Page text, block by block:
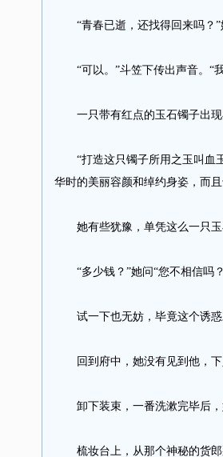
“青春已逝，还找得回来吗？”
“可以。”斗笠下传出声音。“
一只带有红点的玉石镯子出现
“打造这只镯子所用之玉叫血玉
华时的美丽容颜和绰约身姿，而
她有些犹豫，单凭这么一只玉
“多少钱？”她问“您不相信吗？
试一下也无妨，毕竟这个诱惑
回到府中，她没有见到他，下
卸下装束，一番洗漱完毕后，
梳妆台上，从那个神秘的货郎